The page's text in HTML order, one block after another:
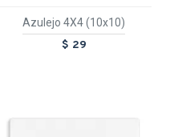
Azulejo 4X4 (10x10)
$ 29